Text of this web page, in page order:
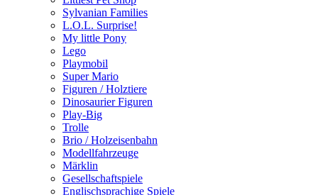
Sylvanian Families
L.O.L. Surprise!
My little Pony
Lego
Playmobil
Super Mario
Figuren / Holztiere
Dinosaurier Figuren
Play-Big
Trolle
Brio / Holzeisenbahn
Modellfahrzeuge
Märklin
Gesellschaftspiele
Englischsprachige Spiele